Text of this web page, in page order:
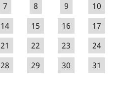
7 8 9
10
14 15 16
17
21 22 23
24
28 29 30
31